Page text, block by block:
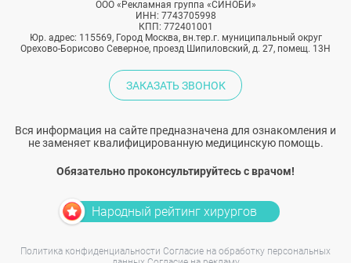
ООО «Рекламная группа «СИНОБИ»
ИНН: 7743705998
КПП: 772401001
Юр. адрес: 115569, Город Москва, вн.тер.г. муниципальный округ
Орехово-Борисово Северное, проезд Шипиловский, д. 27, помещ. 13Н
ЗАКАЗАТЬ ЗВОНОК
Вся информация на сайте предназначена для ознакомления и
не заменяет квалифицированную медицинскую помощь.
Обязательно проконсультируйтесь с врачом!
Народный рейтинг хирургов
Политика конфиденциальности Согласие на обработку персональных